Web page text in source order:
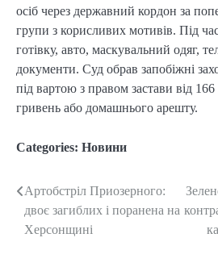
осіб через державний кордон за
групи з корисливих мотивів. Під
готівку, авто, маскувальний одяг,
документи. Суд обрав запобіжні
під вартою з правом застави від
гривень або домашнього арешту.
Categories: Новини
Post
navigation
Артобстріл Приозерного:
двоє загиблих і поранена на
Херсонщині